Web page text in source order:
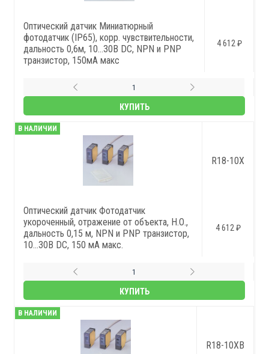
Оптический датчик Миниатюрный
фотодатчик (IP65), корр. чувствительности,
дальность 0,6м, 10…30В DC, NPN и PNP
транзистор, 150мА макс
4 612 ₽
КУПИТЬ
В НАЛИЧИИ
R18-10X
Оптический датчик Фотодатчик
укороченный, отражение от объекта, Н.О.,
дальность 0,15 м, NPN и PNP транзистор,
10...30В DC, 150 мА макс.
4 612 ₽
КУПИТЬ
В НАЛИЧИИ
R18-10XB